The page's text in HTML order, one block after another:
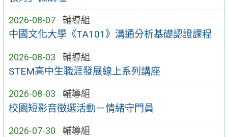
2026-08-07 輔導組
中國文化大學《TA101》溝通分析基礎認證課程
2026-08-03 輔導組
STEM高中生職涯發展線上系列講座
2026-08-03 輔導組
校園短影音徵選活動－情緒守門員
2026-07-30 輔導組